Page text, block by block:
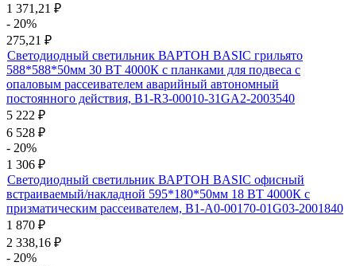
1 371,21 ₽
- 20%
275,21 ₽
Светодиодный светильник ВАРТОН BASIC грильято
588*588*50мм 30 ВТ 4000К с планками для подвеса с
опаловым рассеивателем аварийный автономный
постоянного действия, B1-R3-00010-31GA2-2003540
5 222 ₽
6 528 ₽
- 20%
1 306 ₽
Светодиодный светильник ВАРТОН BASIC офисный
встраиваемый/накладной 595*180*50мм 18 ВТ 4000К с
призматическим рассеивателем, B1-A0-00170-01G03-2001840
1 870 ₽
2 338,16 ₽
- 20%